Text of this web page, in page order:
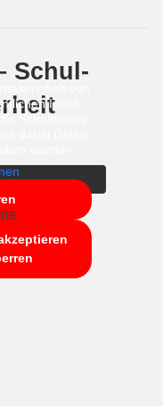
Schul-
von
Inhalt
Schaltfläche